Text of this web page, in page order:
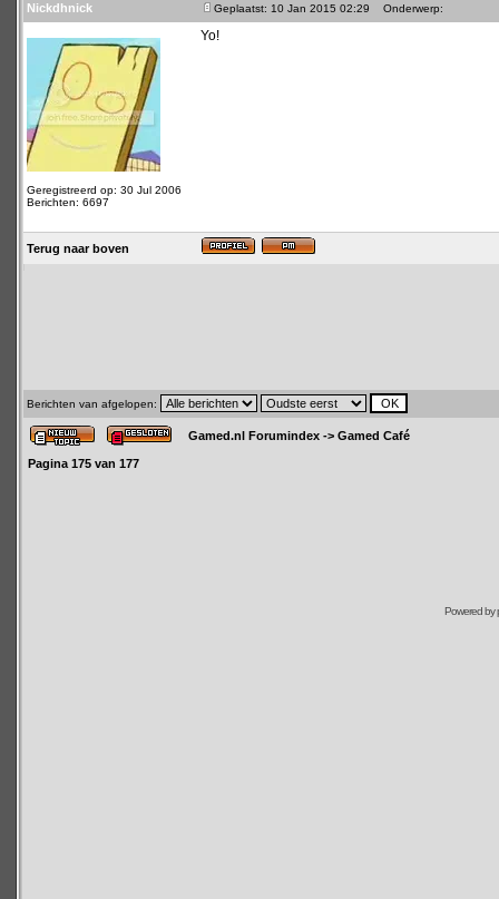
Nickdhnick Geplaatst: 10 Jan 2015 02:29 Onderwerp:
Geregistreerd op: 30 Jul 2006
Berichten: 6697
Yo!
Terug naar boven
Berichten van afgelopen:
Gamed.nl Forumindex -> Gamed Café
Pagina 175 van 177
Powered by